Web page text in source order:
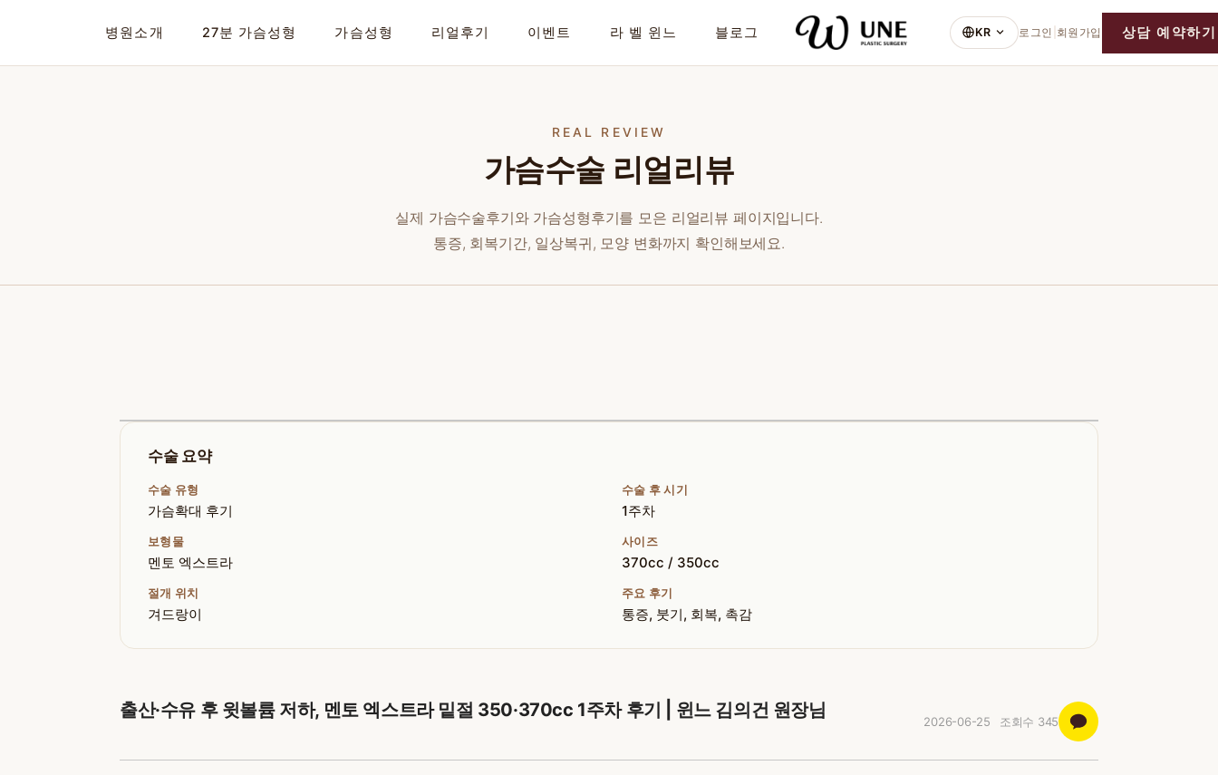
병원소개 27분 가슴성형 가슴성형 리얼후기 이벤트 라 벨 윈느 블로그 KR 로그인 회원가입 상담 예약하기
REAL REVIEW
가슴수술 리얼리뷰
실제 가슴수술후기와 가슴성형후기를 모은 리얼리뷰 페이지입니다.
통증, 회복기간, 일상복귀, 모양 변화까지 확인해보세요.
수술 요약
수술 유형
가슴확대 후기
수술 후 시기
1주차
보형물
멘토 엑스트라
사이즈
370cc / 350cc
절개 위치
겨드랑이
주요 후기
통증, 붓기, 회복, 촉감
출산·수유 후 윗볼륨 저하, 멘토 엑스트라 밑절 350·370cc 1주차 후기 | 윈느 김의건 원장님
2026-06-25 조회수 345